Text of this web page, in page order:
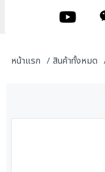
หน้าแรก สินค้าทั้งหมด